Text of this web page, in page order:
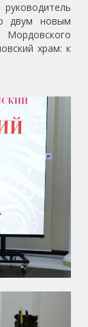
двум новым
храм: к